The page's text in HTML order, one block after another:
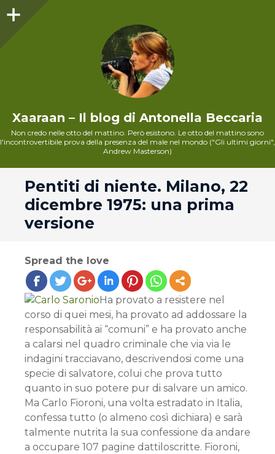
Xaaraan – Il blog di Antonella Beccaria
Non credo nelle otto del mattino. Però esistono. Le otto del mattino sono
l'incontrovertibile prova della presenza del male nel mondo ("Gli ultimi giorni",
Andrew Masterson)
Pentiti di niente. Milano, 22
dicembre 1975: una prima
versione
Spread the love
Ha provato a resistere nel
corso di quei mesi, ha provato ad addossare la
responsabilità ai “comuni” e ha provato anche
a calarsi nel quadro criminale che via via le
indagini tracciavano, descrivendosi come una
specie di salvatore, colui che prova tutto
quanto in suo potere pur di salvare un amico.
Ma Carlo Fioroni, una volta estradato in Italia,
confessa tutto (o almeno così dichiara) e sarà
talmente nutrita la sua confessione da andare
a occupare 107 pagine dattiloscritte. Fioroni,